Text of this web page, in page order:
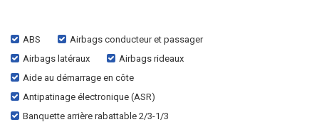
ABS
Airbags conducteur et passager
Airbags latéraux
Airbags rideaux
Aide au démarrage en côte
Antipatinage électronique (ASR)
Banquette arrière rabattable 2/3-1/3